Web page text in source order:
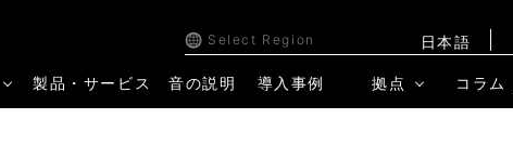
Select Region 日本語
製品・サービス 音の説明 導入事例 拠点 コラム